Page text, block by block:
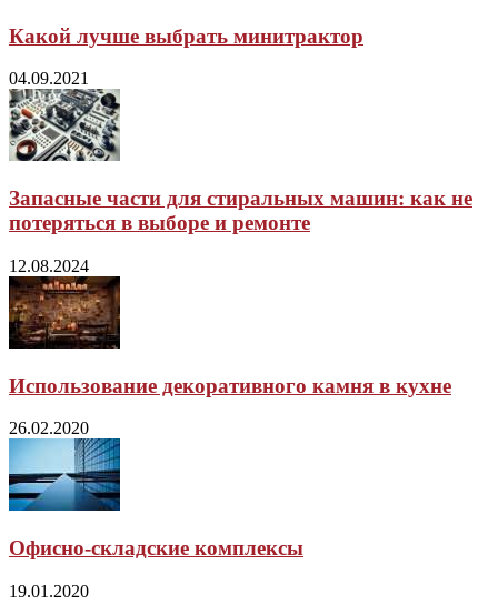
Какой лучше выбрать минитрактор
04.09.2021
Запасные части для стиральных машин: как не
потеряться в выборе и ремонте
12.08.2024
Использование декоративного камня в кухне
26.02.2020
Офисно-складские комплексы
19.01.2020